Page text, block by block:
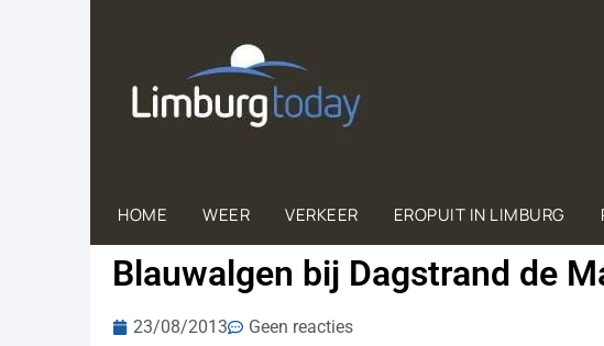
HOME WEER VERKEER EROPUIT IN LIMBURG
Blauwalgen bij Dagstrand de
23/08/2013 Geen reacties